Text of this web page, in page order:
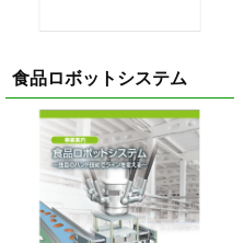
食品ロボットシステム